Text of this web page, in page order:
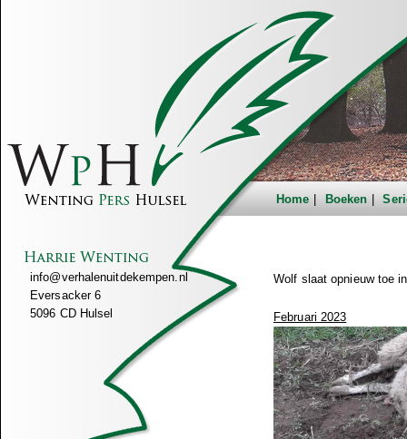
Home Boeken
info@verhalenuitdekempen.nl
Eversacker 6
5096 CD Hulsel
Wolf slaat opnieuw toe
Februari 2023